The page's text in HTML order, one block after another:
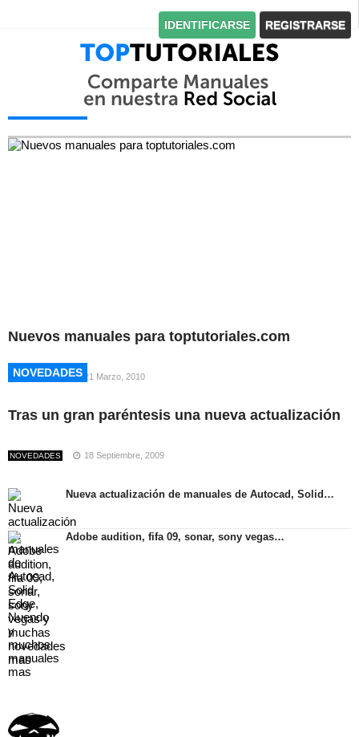
IDENTIFICARSE REGISTRARSE
Nuevos manuales para toptutoriales.com
NOVEDADES 21 Marzo, 2010
Tras un gran paréntesis una nueva actualización
NOVEDADES 18 Septiembre, 2009
NOVEDADES
NOVEDADES
Nueva actualización de manuales de Autocad, Solid…
Adobe audition, fifa 09, sonar, sony vegas…